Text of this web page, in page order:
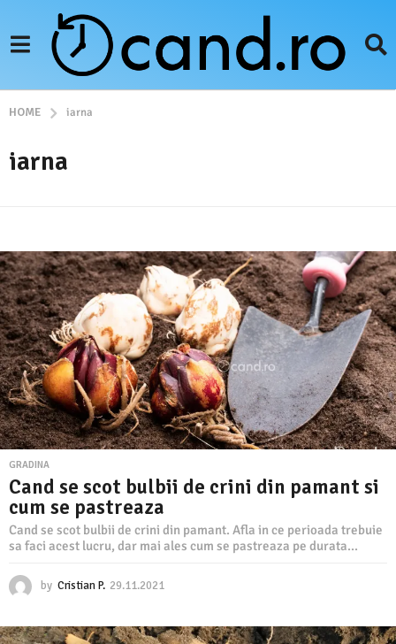
HOME iarna
iarna
GRADINA
Cand se scot bulbii de crini din pamant si
cum se pastreaza
Cand se scot bulbii de crini din pamant. Afla in ce perioada trebuie
sa faci acest lucru, dar mai ales cum se pastreaza pe durata...
by Cristian P. 29.11.2021
1